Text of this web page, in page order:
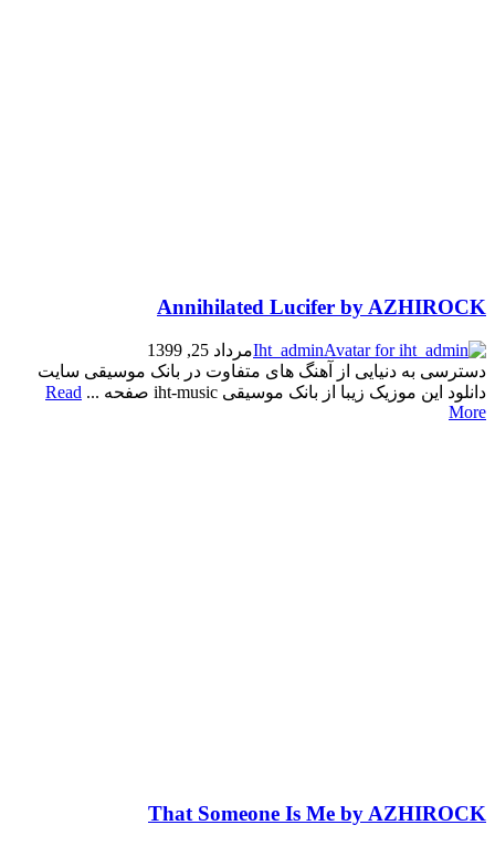
Annihilated Lucifer by AZHIROCK
Iht_adminمرداد 25, 1399
دسترسی به دنیایی از آهنگ های متفاوت در بانک موسیقی سایت
دانلود این موزیک زیبا از بانک موسیقی iht-music صفحه ...
Read
More
That Someone Is Me by AZHIROCK